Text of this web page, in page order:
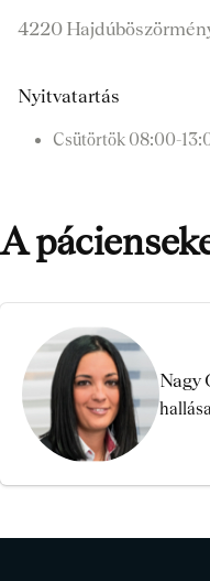
4220
Nyitvatartás
Csütörtök 08:00-
A
Nagy